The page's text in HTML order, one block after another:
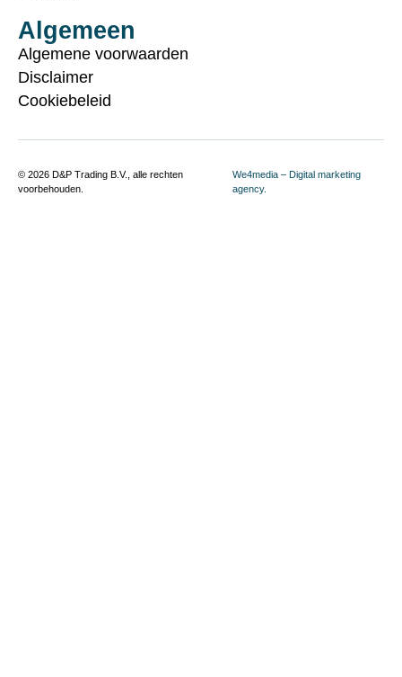
Algemeen
Algemene voorwaarden
Disclaimer
Cookiebeleid
© 2026 D&P Trading B.V., alle rechten
voorbehouden.
We4media – Digital marketing
agency.